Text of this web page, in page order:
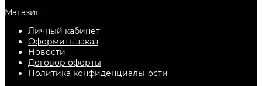
Магазин
Личный кабинет
Оформить заказ
Новости
Договор оферты
Политика конфиденциальности